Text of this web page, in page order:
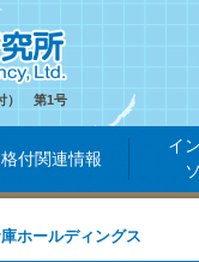
） 第1号
格付関連情報
イ
ホールディングス